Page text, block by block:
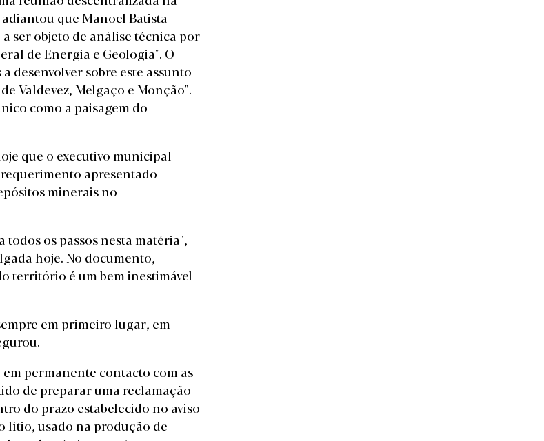
que Manoel Batista
ser objeto de análise técnica por
de Energia e Geologia". O
desenvolver sobre este assunto
Valdevez, Melgaço e Monção".
como a paisagem do
que o executivo municipal
apresentado
minerais no
os passos nesta matéria",
hoje. No documento,
território é um bem inestimável
em primeiro lugar, em
permanente contacto com as
de preparar uma reclamação
do prazo estabelecido no aviso
lítio, usado na produção de